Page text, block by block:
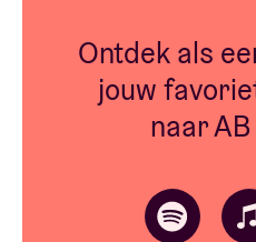
Ontdek als
jouw
naar